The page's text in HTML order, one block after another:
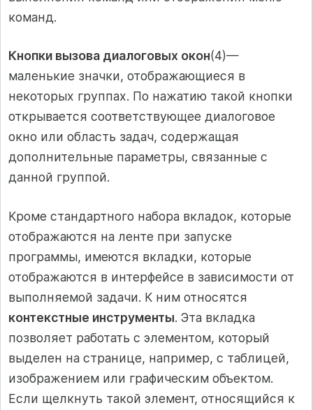
команд.
Кнопки вызова диалоговых окон(4)—
маленькие значки, отображающиеся в
некоторых группах. По нажатию такой кнопки
открывается соответствующее диалоговое
окно или область задач, содержащая
дополнительные параметры, связанные с
данной группой.
Кроме стандартного набора вкладок, которые
отображаются на ленте при запуске
программы, имеются вкладки, которые
отображаются в интерфейсе в зависимости от
выполняемой задачи. К ним относятся
контекстные инструменты. Эта вкладка
позволяет работать с элементом, который
выделен на странице, например, с таблицей,
изображением или графическим объектом.
Если щелкнуть такой элемент, относящийся к